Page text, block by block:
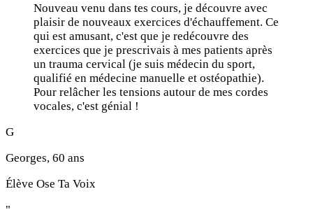
Nouveau venu dans tes cours, je découvre avec
plaisir de nouveaux exercices d'échauffement. Ce
qui est amusant, c'est que je redécouvre des
exercices que je prescrivais à mes patients après
un trauma cervical (je suis médecin du sport,
qualifié en médecine manuelle et ostéopathie).
Pour relâcher les tensions autour de mes cordes
vocales, c'est génial !
G
Georges, 60 ans
Élève Ose Ta Voix
"